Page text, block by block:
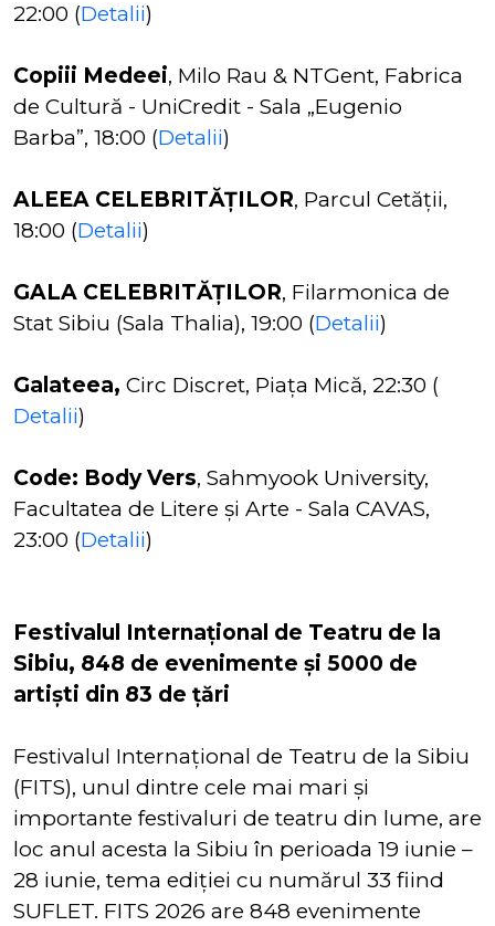
22:00 (Detalii)
Copiii Medeei, Milo Rau & NTGent, Fabrica
de Cultură - UniCredit - Sala „Eugenio
Barba”, 18:00 (Detalii)
ALEEA CELEBRITĂȚILOR, Parcul Cetății,
18:00 (Detalii)
GALA CELEBRITĂȚILOR, Filarmonica de
Stat Sibiu (Sala Thalia), 19:00 (Detalii)
Galateea, Circ Discret, Piața Mică, 22:30 (
Detalii)
Code: Body Vers, Sahmyook University,
Facultatea de Litere și Arte - Sala CAVAS,
23:00 (Detalii)
Festivalul Internațional de Teatru de la
Sibiu, 848 de evenimente și 5000 de
artiști din 83 de țări
Festivalul Internațional de Teatru de la Sibiu
(FITS), unul dintre cele mai mari și
importante festivaluri de teatru din lume, are
loc anul acesta la Sibiu în perioada 19 iunie –
28 iunie, tema ediției cu numărul 33 fiind
SUFLET. FITS 2026 are 848 evenimente